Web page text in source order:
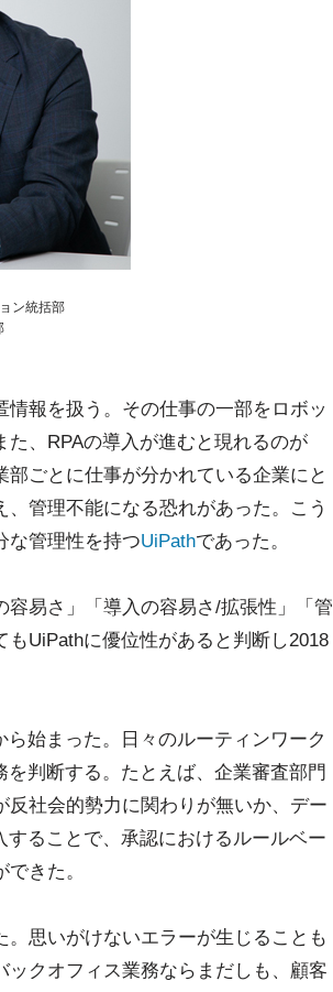
ン統括部
報を扱う。その仕事の一部をロボッ
た、RPAの導入が進むと現れるのが
部ごとに仕事が分かれている企業にと
管理不能になる恐れがあった。こう
な管理性を持つUiPathであった。
易さ」「導入の容易さ/拡張性」「管
UiPathに優位性があると判断し2018
始まった。日々のルーティンワーク
判断する。たとえば、企業審査部門
社会的勢力に関わりが無いか、デー
ることで、承認におけるルールベー
きた。
思いがけないエラーが生じることも
クオフィス業務ならまだしも、顧客